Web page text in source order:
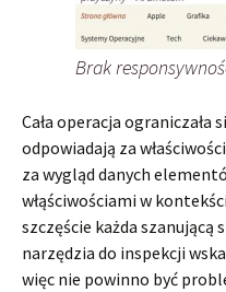
Brak
Cała operacja ograniczała
odpowiadają za
za wygląd danych
włąściwościami w
szczęście każda
narzędzia do inspekcji
więc nie powinno być